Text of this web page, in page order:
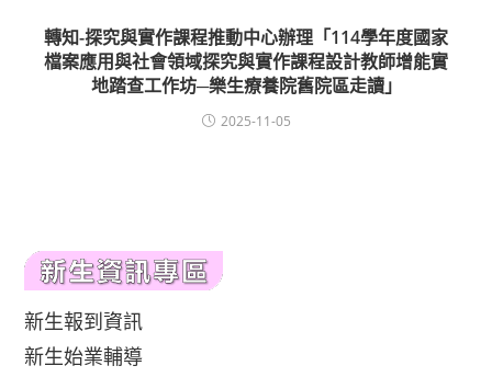
轉知-探究與實作課程推動中心辦理「114學年度國家
檔案應用與社會領域探究與實作課程設計教師增能實
地踏查工作坊─樂生療養院舊院區走讀」
2025-11-05
新生報到資訊
新生始業輔導